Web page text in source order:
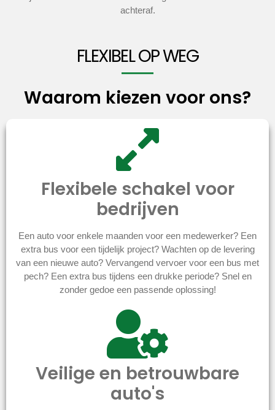
achteraf.
FLEXIBEL OP WEG
Waarom kiezen voor ons?
Flexibele schakel voor
bedrijven
Een auto voor enkele maanden voor een medewerker? Een
extra bus voor een tijdelijk project? Wachten op de levering
van een nieuwe auto? Vervangend vervoer voor een bus met
pech? Een extra bus tijdens een drukke periode? Snel en
zonder gedoe een passende oplossing!
Veilige en betrouwbare
auto's